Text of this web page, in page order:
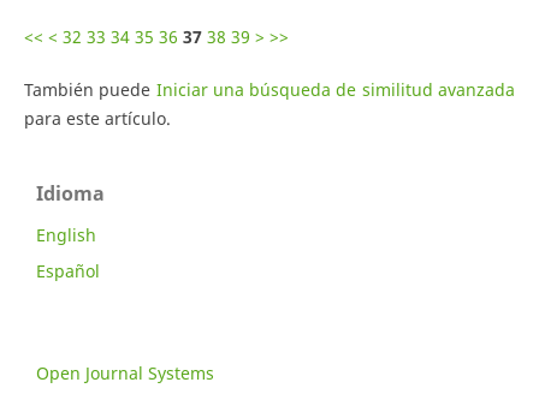
<< < 32 33 34 35 36 37 38 39 > >>
También puede Iniciar una búsqueda de similitud avanzada
para este artículo.
Idioma
English
Español
Open Journal Systems